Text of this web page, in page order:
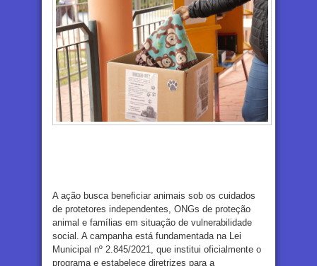
A ação busca beneficiar animais sob os cuidados
de protetores independentes, ONGs de proteção
animal e famílias em situação de vulnerabilidade
social.
A campanha está fundamentada na Lei
Municipal nº 2.845/2021, que institui oficialmente o
programa e estabelece diretrizes para a